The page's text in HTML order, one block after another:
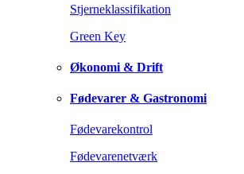
Stjerneklassifikation
Green Key
Økonomi & Drift
Fødevarer & Gastronomi
Fødevarekontrol
Fødevarenetværk